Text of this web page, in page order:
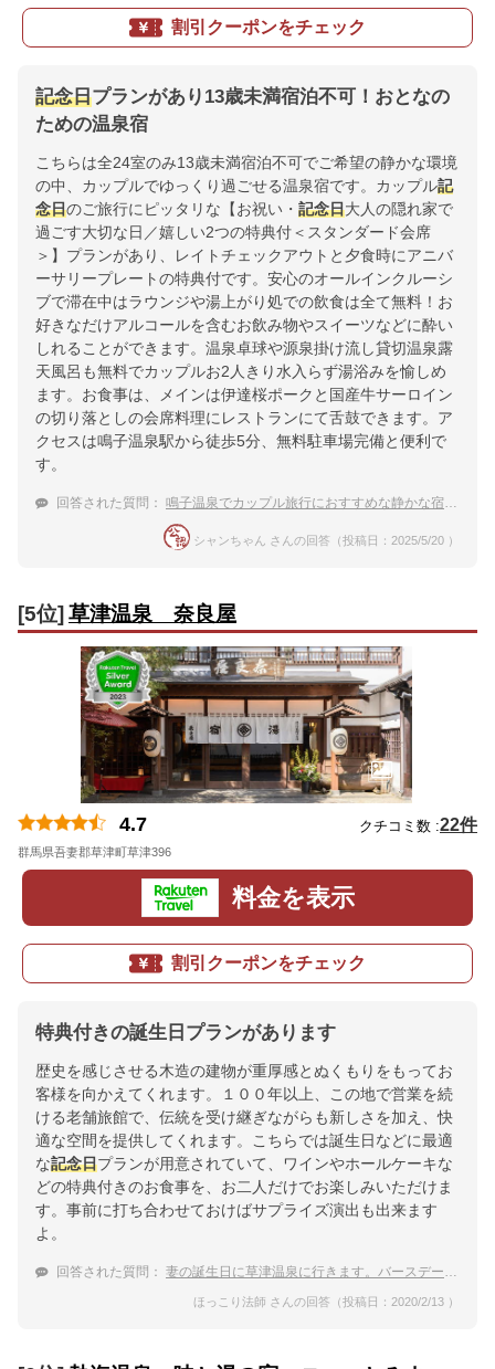
割引クーポンをチェック
記念日プランがあり13歳未満宿泊不可！おとなの
ための温泉宿
こちらは全24室のみ13歳未満宿泊不可でご希望の静かな環境
の中、カップルでゆっくり過ごせる温泉宿です。カップル記
念日のご旅行にピッタリな【お祝い・ 記念日大人の隠れ家で
過ごす大切な日／嬉しい2つの特典付＜スタンダード会席
＞】プランがあり、レイトチェックアウトと夕食時にアニバ
ーサリープレートの特典付です。安心のオールインクルーシ
ブで滞在中はラウンジや湯上がり処での飲食は全て無料！お
好きなだけアルコールを含むお飲み物やスイーツなどに酔い
しれることができます。温泉卓球や源泉掛け流し貸切温泉露
天風呂も無料でカップルお2人きり水入らず湯浴みを愉しめ
ます。お食事は、メインは伊達桜ポークと国産牛サーロイン
の切り落としの会席料理にレストランにて舌鼓できます。ア
クセスは鳴子温泉駅から徒歩5分、無料駐車場完備と便利で
す。
回答された質問： 鳴子温泉でカップル旅行におすすめな静かな宿は？
シャンちゃん さんの回答（投稿日：2025/5/20 ）
[5位]草津温泉 奈良屋
4.7 クチコミ数 :22件
群馬県吾妻郡草津町草津396
料金を表示
割引クーポンをチェック
特典付きの誕生日プランがあります
歴史を感じさせる木造の建物が重厚感とぬくもりをもってお
客様を向かえてくれます。１００年以上、この地で営業を続
ける老舗旅館で、伝統を受け継ぎながらも新しさを加え、快
適な空間を提供してくれます。こちらでは誕生日などに最適
な記念日プランが用意されていて、ワインやホールケーキな
どの特典付きのお食事を、お二人だけでお楽しみいただけま
す。事前に打ち合わせておけばサプライズ演出も出来ます
よ。
回答された質問： 妻の誕生日に草津温泉に行きます。バースデープランのある温泉宿はありますか？
ほっこり法師 さんの回答（投稿日：2020/2/13 ）